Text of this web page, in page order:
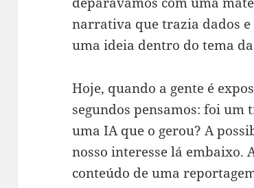
narrativa que trazia dados
uma ideia dentro do tema
Hoje, quando a gente é
segundos pensamos: foi um
uma IA que o gerou? A
nosso interesse lá embaixo.
conteúdo de uma